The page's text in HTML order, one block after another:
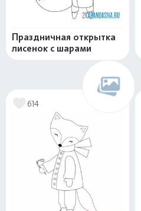
Праздничная открытка
лисенок с шарами
614